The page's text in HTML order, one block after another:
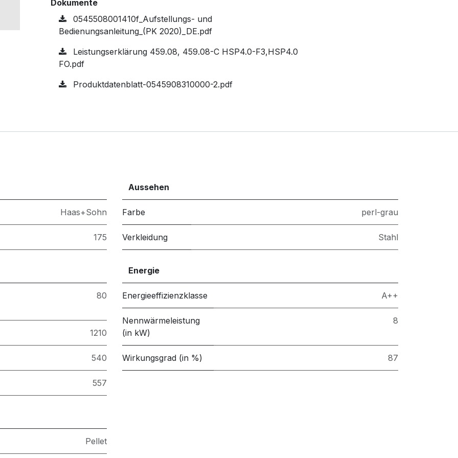
Dokumente
0545508001410f_Aufstellungs- und
Bedienungsanleitung_(PK 2020)_DE.pdf
Leistungserklärung 459.08, 459.08-C HSP4.0-F3,HSP4.0
FO.pdf
Produktdatenblatt-0545908310000-2.pdf
Haas+Sohn
175
Aussehen
Farbe perl-grau
Verkleidung Stahl
80
1210
540
557
Energie
Energieeffizienzklasse A++
Nennwärmeleistung
(in kW)
8
Wirkungsgrad (in %) 87
Pellet